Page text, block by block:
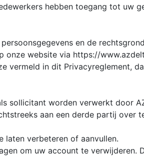
hebben toegang tot uw
en de
onze website via https://
vermeld in dit Privacyreglement,
sollicitant worden verwerkt door
aan een derde partij over
verbeteren of aanvullen.
om uw account te verwijderen.